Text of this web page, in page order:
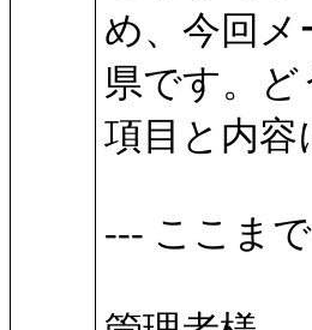
め、今回
県です。
項目と内
--- ここま